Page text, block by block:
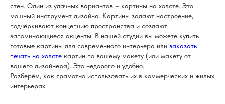
стен. Один из удачных вариантов – картины на холсте. Это
мощный инструмент дизайна. Картины задают настроение,
подчёркивают концепцию пространства и создают
запоминающиеся акценты. В нашей студии вы можете купить
готовые картины для современного интерьера или заказать
печать на холсте картин по вашему макету (или макету от
вашего дизайнера). Это недорого и удобно.
Разберём, как грамотно использовать их в коммерческих и жилых
интерьерах.